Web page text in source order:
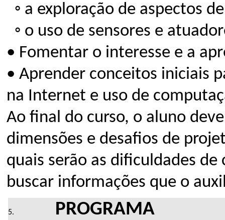
◦ a exploração de aspectos
◦ o uso de sensores e
• Fomentar o interesse e a
• Aprender conceitos iniciais
na Internet e uso de
Ao final do curso, o aluno
dimensões e desafios de
quais serão as dificuldades
buscar informações que o
PROGRAMA